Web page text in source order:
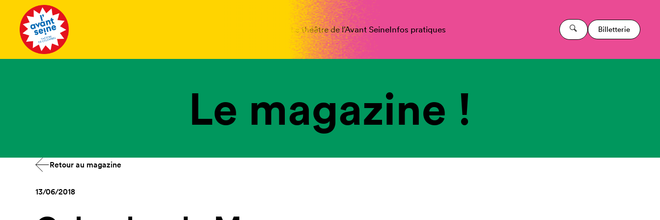
Le théâtre de l’Avant SeineInfos pratiques Billetterie
Le magazine !
Retour au magazine
13/06/2018